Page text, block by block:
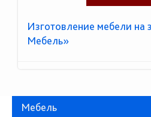
Изготовление мебели на
Мебель»
Мебель